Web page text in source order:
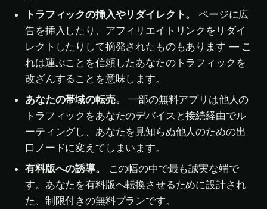
トラフィックの挿入やリダイレクト。
ページに広
告を挿入したり、アフィリエイトリンクをリダイ
レクトしたりして摘発されたものもあります — こ
れは運ぶことを信頼したあなたのトラフィックを
改ざんすることを意味します。
あなたの帯域の転売。
一部の無料アプリは他人の
トラフィックをあなたのデバイスと接続経由でル
ーティングし、あなたを見知らぬ他人のための出
口ノードに変えてしまいます。
有料版への誘導。
この幅の中で最も誠実な端で
す。あなたを有料版へ転換させるために設計され
た、制限付きの無料プランです。